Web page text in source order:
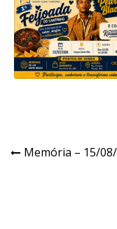
Navegação
Memória – 15/